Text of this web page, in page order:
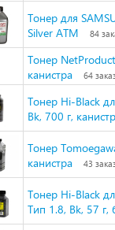
Тонер для
Silver ATM
84
Тонер
канистра
64
Тонер Hi-Black
Bk, 700 г,
Тонер
канистра
43
Тонер Hi-Black
Тип 1.8, Bk, 57 г,